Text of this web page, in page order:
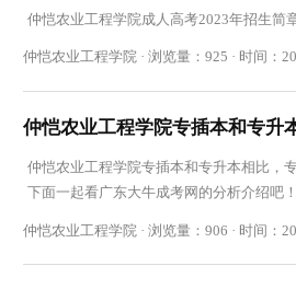
仲恺农业工程学院成人高考2023年招生简
仲恺农业工程学院 · 浏览量：925 · 时间：
仲恺农业工程学院专插本和专升
仲恺农业工程学院专插本和专升本相比，
下面一起看广东大牛成考网的分析介绍吧！
仲恺农业工程学院 · 浏览量：906 · 时间：